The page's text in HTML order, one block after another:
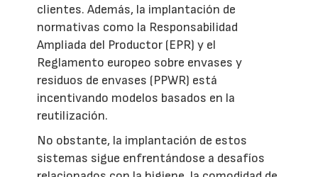
clientes. Además, la implantación de
normativas como la Responsabilidad
Ampliada del Productor (EPR) y el
Reglamento europeo sobre envases y
residuos de envases (PPWR) está
incentivando modelos basados en la
reutilización.
No obstante, la implantación de estos
sistemas sigue enfrentándose a desafíos